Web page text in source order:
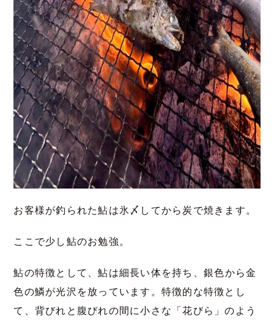
お客様が釣られた鮎は氷〆してから炭で焼きます。
ここで少し鮎のお勉強。
鮎の特徴として、鮎は細長い体を持ち、銀色から金
色の鱗が光沢を放っています。特徴的な特徴とし
て、背びれと腹びれの間に小さな「花びら」のよう